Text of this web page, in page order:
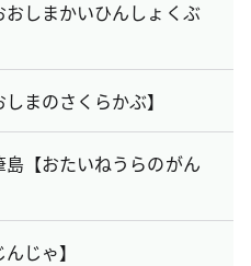
しまかいひんしょくぶ
まのさくらかぶ】
【おたいねうらのがん
じゃ】